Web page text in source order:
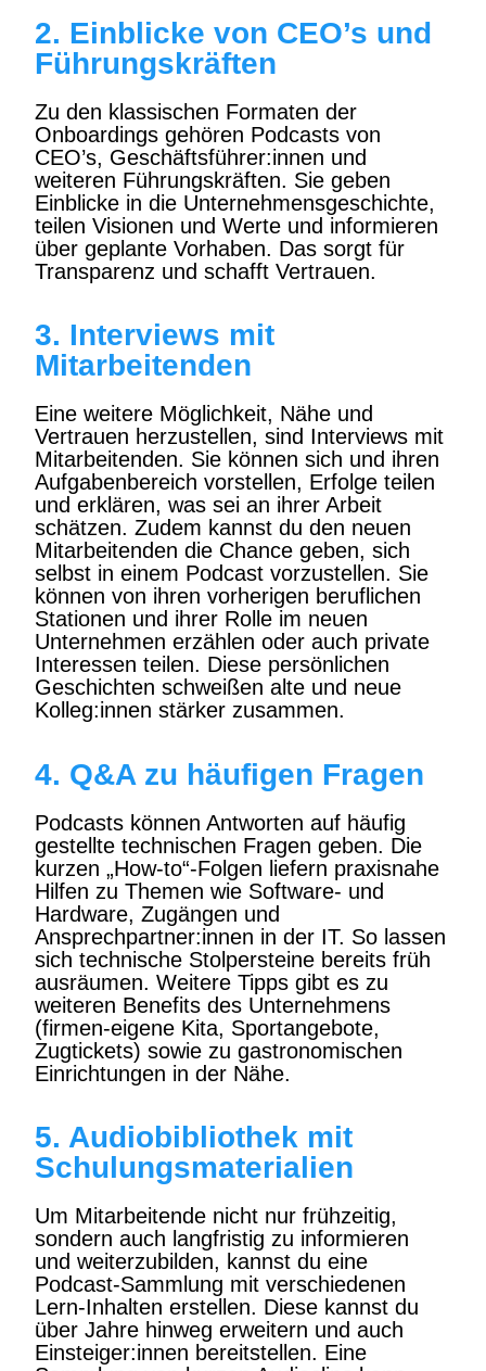
2. Einblicke von CEO’s und
Führungskräften
Zu den klassischen Formaten der
Onboardings gehören Podcasts von
CEO’s, Geschäftsführer:innen und
weiteren Führungskräften. Sie geben
Einblicke in die Unternehmensgeschichte,
teilen Visionen und Werte und informieren
über geplante Vorhaben. Das sorgt für
Transparenz und schafft Vertrauen.
3. Interviews mit
Mitarbeitenden
Eine weitere Möglichkeit, Nähe und
Vertrauen herzustellen, sind Interviews mit
Mitarbeitenden. Sie können sich und ihren
Aufgabenbereich vorstellen, Erfolge teilen
und erklären, was sei an ihrer Arbeit
schätzen. Zudem kannst du den neuen
Mitarbeitenden die Chance geben, sich
selbst in einem Podcast vorzustellen. Sie
können von ihren vorherigen beruflichen
Stationen und ihrer Rolle im neuen
Unternehmen erzählen oder auch private
Interessen teilen. Diese persönlichen
Geschichten schweißen alte und neue
Kolleg:innen stärker zusammen.
4. Q&A zu häufigen Fragen
Podcasts können Antworten auf häufig
gestellte technischen Fragen geben. Die
kurzen „How-to“-Folgen liefern praxisnahe
Hilfen zu Themen wie Software- und
Hardware, Zugängen und
Ansprechpartner:innen in der IT. So lassen
sich technische Stolpersteine bereits früh
ausräumen. Weitere Tipps gibt es zu
weiteren Benefits des Unternehmens
(firmen-eigene Kita, Sportangebote,
Zugtickets) sowie zu gastronomischen
Einrichtungen in der Nähe.
5. Audiobibliothek mit
Schulungsmaterialien
Um Mitarbeitende nicht nur frühzeitig,
sondern auch langfristig zu informieren
und weiterzubilden, kannst du eine
Podcast-Sammlung mit verschiedenen
Lern-Inhalten erstellen. Diese kannst du
über Jahre hinweg erweitern und auch
Einsteiger:innen bereitstellen. Eine